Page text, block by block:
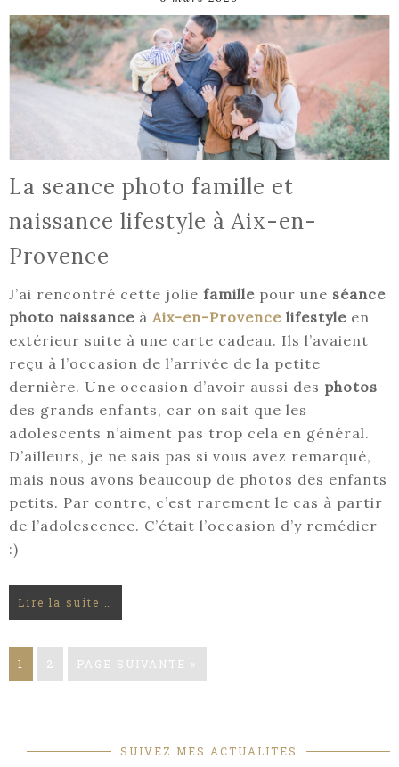
La seance photo famille et
naissance lifestyle à Aix-en-
Provence
J’ai rencontré cette jolie famille pour une séance
photo naissance à Aix-en-Provence lifestyle en
extérieur suite à une carte cadeau. Ils l’avaient
reçu à l’occasion de l’arrivée de la petite
dernière. Une occasion d’avoir aussi des photos
des grands enfants, car on sait que les
adolescents n’aiment pas trop cela en général.
D’ailleurs, je ne sais pas si vous avez remarqué,
mais nous avons beaucoup de photos des enfants
petits. Par contre, c’est rarement le cas à partir
de l’adolescence. C’était l’occasion d’y remédier
:)
Lire la suite …
1 2 PAGE SUIVANTE »
SUIVEZ MES ACTUALITES